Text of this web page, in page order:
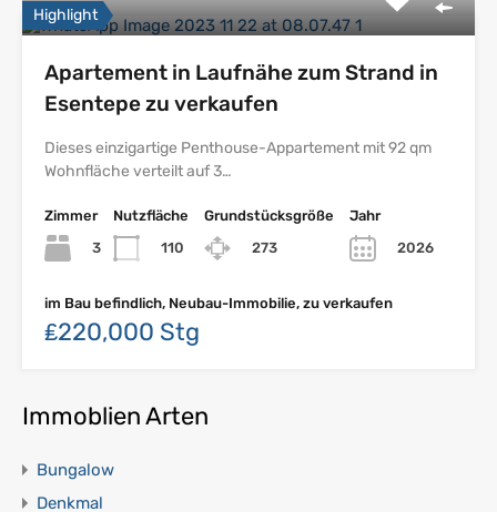
Highlight
Apartement in Laufnähe zum Strand in
Esentepe zu verkaufen
Dieses einzigartige Penthouse-Appartement mit 92 qm
Wohnfläche verteilt auf 3…
Zimmer
3
Nutzfläche
110
Grundstücksgröße
273
Jahr
2026
im Bau befindlich, Neubau-Immobilie, zu verkaufen
₤220,000 Stg
Immoblien Arten
Bungalow
Denkmal